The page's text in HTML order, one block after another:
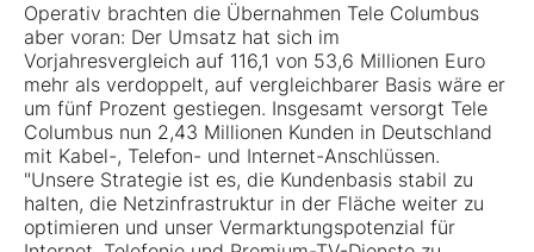
Operativ brachten die Übernahmen Tele Columbus
aber voran: Der Umsatz hat sich im
Vorjahresvergleich auf 116,1 von 53,6 Millionen Euro
mehr als verdoppelt, auf vergleichbarer Basis wäre er
um fünf Prozent gestiegen. Insgesamt versorgt Tele
Columbus nun 2,43 Millionen Kunden in Deutschland
mit Kabel-, Telefon- und Internet-Anschlüssen.
"Unsere Strategie ist es, die Kundenbasis stabil zu
halten, die Netzinfrastruktur in der Fläche weiter zu
optimieren und unser Vermarktungspotenzial für